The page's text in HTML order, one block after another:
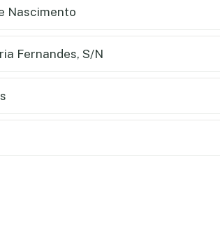
Nascimento
Fernandes, S/N